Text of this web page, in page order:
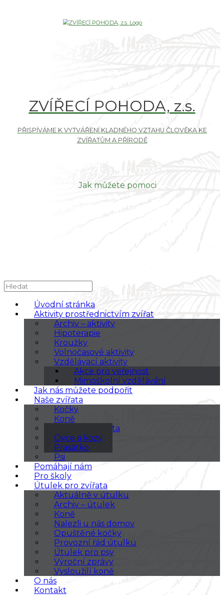
ZVÍŘECÍ POHODA, z.s.
Jak můžete pomoci
Úvodní stránka
Aktivity prostřednictvím zvířat
Archiv – aktivity
Hipoterapie
Kroužky
Volnočasové aktivity
Vzdělávací aktivity
Akce pro veřejnost
Mimoškolní vzdělávání
Jak nás můžete podpořit
Naše zvířata
Kočky
Koně
Králíci a morčata
Ovce a kozy
Prasátko
Psi
Pomáhají nám
Pro školy
Útulek pro zvířata
Aktuálně v útulku
Archiv – útulek
Koně
Nalezli u nás domov
Opuštěné kočky
Provozní řád útulku
Útulek pro psy
Výroční zprávy
Vysloužilí koně
O nás
Kontakt